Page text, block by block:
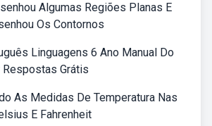
Algumas Regiões Planas E
Os Contornos
Linguagens 6 Ano Manual Do
Grátis
As Medidas De Temperatura Nas
E Fahrenheit